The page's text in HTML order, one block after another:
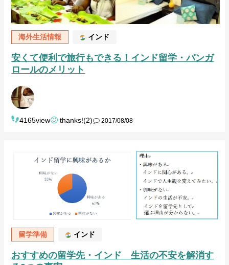
海外生活情報 インド
安くて便利で旅行もできる！インド留学・バンガ
ロールのメリット
4165view thanks!(2) 2017/08/08
留学準備 インド
おすすめの留学先・インド 生活の不安を解消す